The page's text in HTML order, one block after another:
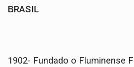
BRASIL
1902- Fundado o Fluminense